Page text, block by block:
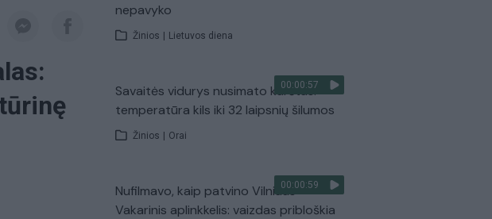
nepavyko
Žinios Lietuvos diena
00:00:57
Savaitės vidurys nusimato karštas:
temperatūra kils iki 32 laipsnių šilumos
Žinios Orai
00:00:59
Nufilmavo, kaip patvino Vilniaus
Vakarinis aplinkkelis: vaizdas pribloškia